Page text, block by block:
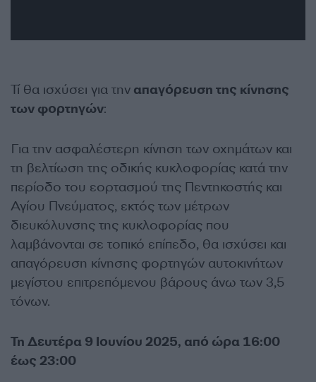
Τί θα ισχύσει για την απαγόρευση της κίνησης
των φορτηγών:
Για την ασφαλέστερη κίνηση των οχημάτων και
τη βελτίωση της οδικής κυκλοφορίας κατά την
περίοδο του εορτασμού της Πεντηκοστής και
Αγίου Πνεύματος, εκτός των μέτρων
διευκόλυνσης της κυκλοφορίας που
λαμβάνονται σε τοπικό επίπεδο, θα ισχύσει και
απαγόρευση κίνησης φορτηγών αυτοκινήτων
μεγίστου επιτρεπόμενου βάρους άνω των 3,5
τόνων.
Τη Δευτέρα 9 Ιουνίου 2025, από ώρα 16:00
έως 23:00